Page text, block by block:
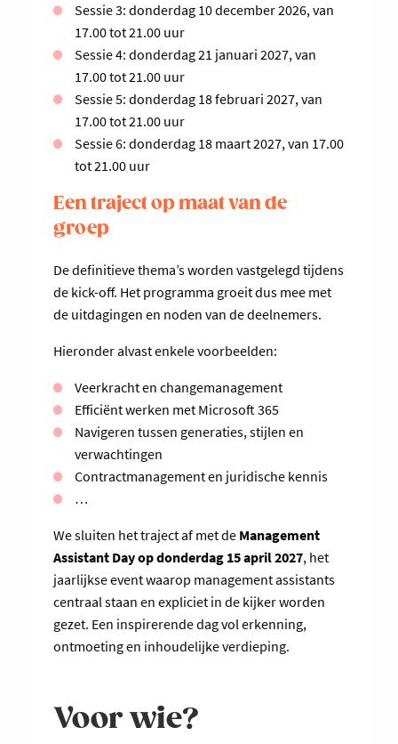
Sessie 3: donderdag 10 december 2026, van
17.00 tot 21.00 uur
Sessie 4: donderdag 21 januari 2027, van
17.00 tot 21.00 uur
Sessie 5: donderdag 18 februari 2027, van
17.00 tot 21.00 uur
Sessie 6: donderdag 18 maart 2027, van 17.00
tot 21.00 uur
Een traject op maat van de
groep
De definitieve thema’s worden vastgelegd tijdens
de kick-off. Het programma groeit dus mee met
de uitdagingen en noden van de deelnemers.
Hieronder alvast enkele voorbeelden:
Veerkracht en changemanagement
Efficiënt werken met Microsoft 365
Navigeren tussen generaties, stijlen en
verwachtingen
Contractmanagement en juridische kennis
…
We sluiten het traject af met de Management
Assistant Day op donderdag 15 april 2027, het
jaarlijkse event waarop management assistants
centraal staan en expliciet in de kijker worden
gezet. Een inspirerende dag vol erkenning,
ontmoeting en inhoudelijke verdieping.
Voor wie?